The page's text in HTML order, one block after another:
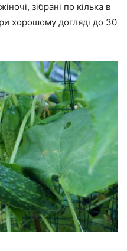
зібрані по кілька в
хорошому догляді до 30